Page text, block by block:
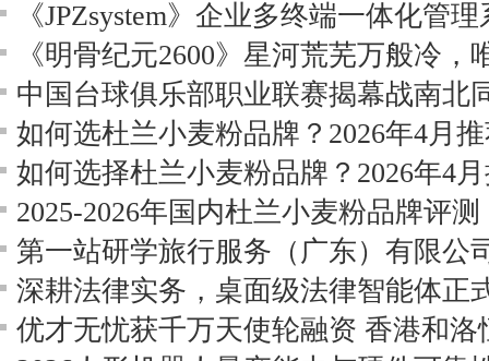
《JPZsystem》企业多终端一体化管
《明骨纪元2600》星河荒芜万般冷，
深耕法律实务，桌面级法律智能体正